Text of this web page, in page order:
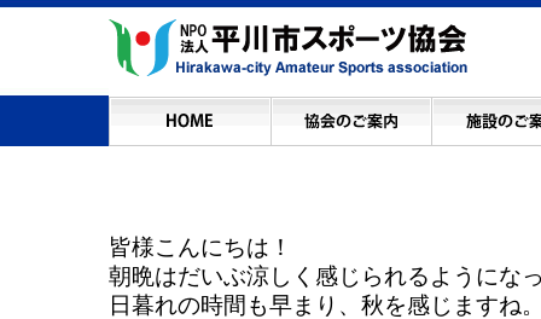
皆様こんにちは！
朝晩はだいぶ涼しく感じられるようにな
日暮れの時間も早まり、秋を感じますね